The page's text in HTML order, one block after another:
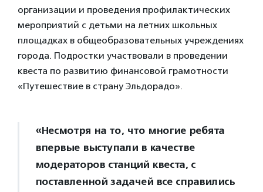
организации и проведения профилактических
мероприятий с детьми на летних школьных
площадках в общеобразовательных учреждениях
города. Подростки участвовали в проведении
квеста по развитию финансовой грамотности
«Путешествие в страну Эльдорадо».
«Несмотря на то, что многие ребята
впервые выступали в качестве
модераторов станций квеста, с
поставленной задачей все справились